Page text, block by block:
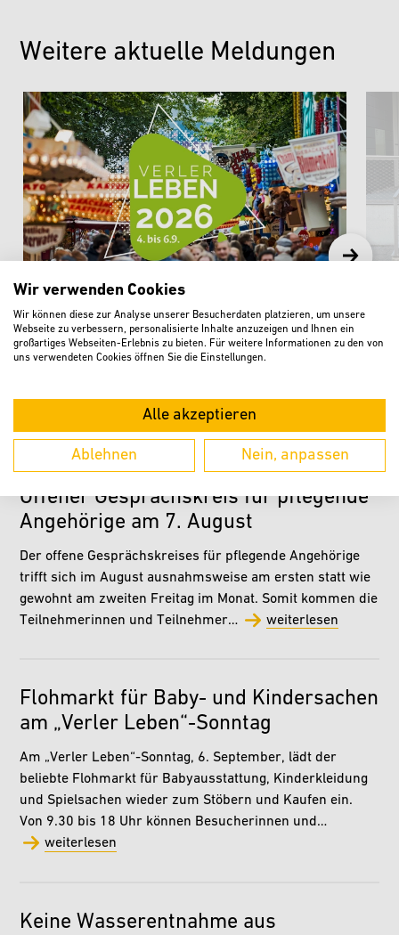
Weitere aktuelle Meldungen
„Verler Leben“ lädt mit Musik,
Kirmes und neuen Angeboten zum
Feiern ein
Offener Gesprächskreis für pflegende
Angehörige am 7. August
Der offene Gesprächskreises für pflegende Angehörige
trifft sich im August ausnahmsweise am ersten statt wie
gewohnt am zweiten Freitag im Monat. Somit kommen die
Teilnehmerinnen und Teilnehmer…
weiterlesen
Flohmarkt für Baby- und Kindersachen
am „Verler Leben“-Sonntag
Am „Verler Leben“-Sonntag, 6. September, lädt der
beliebte Flohmarkt für Babyausstattung, Kinderkleidung
und Spielsachen wieder zum Stöbern und Kaufen ein.
Von 9.30 bis 18 Uhr können Besucherinnen und…
weiterlesen
Keine Wasserentnahme aus
Wir verwenden Cookies
Wir können diese zur Analyse unserer Besucherdaten platzieren, um unsere
Webseite zu verbessern, personalisierte Inhalte anzuzeigen und Ihnen ein
großartiges Webseiten-Erlebnis zu bieten. Für weitere Informationen zu den von
uns verwendeten Cookies öffnen Sie die Einstellungen.
Alle akzeptieren
Ablehnen Nein, anpassen